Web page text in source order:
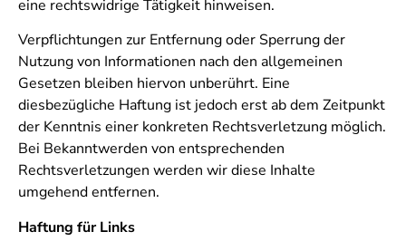
eine rechtswidrige Tätigkeit hinweisen.
Verpflichtungen zur Entfernung oder Sperrung der
Nutzung von Informationen nach den allgemeinen
Gesetzen bleiben hiervon unberührt. Eine
diesbezügliche Haftung ist jedoch erst ab dem Zeitpunkt
der Kenntnis einer konkreten Rechtsverletzung möglich.
Bei Bekanntwerden von entsprechenden
Rechtsverletzungen werden wir diese Inhalte
umgehend entfernen.
Haftung für Links